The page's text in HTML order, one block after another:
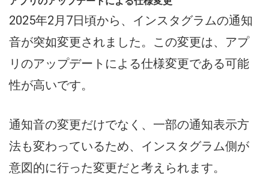
2025年2月7日頃から、インスタグラムの通知
音が突如変更されました。この変更は、アプ
リのアップデートによる仕様変更である可能
性が高いです。
通知音の変更だけでなく、一部の通知表示方
法も変わっているため、インスタグラム側が
意図的に行った変更だと考えられます。